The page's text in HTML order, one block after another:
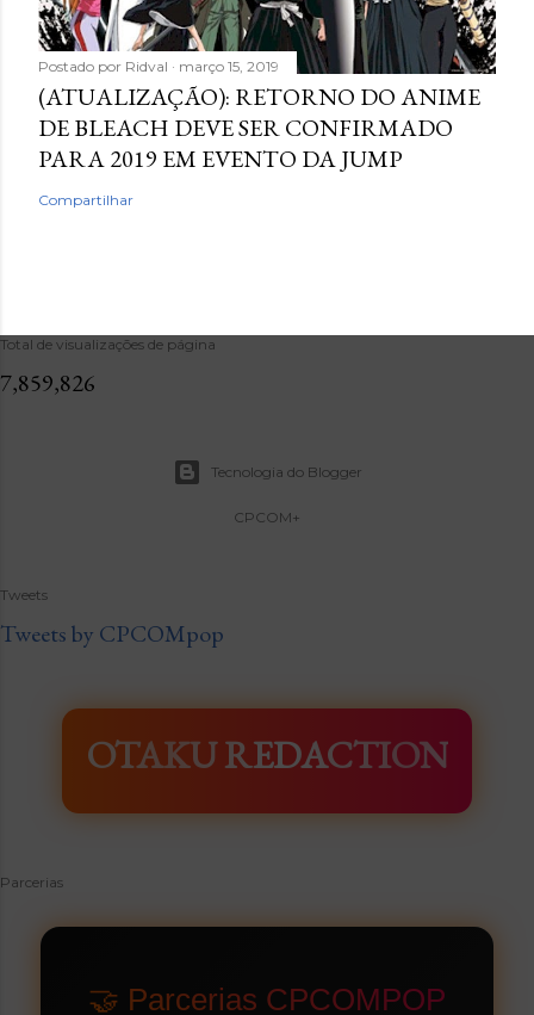
Postado por Ridval março 15, 2019
(ATUALIZAÇÃO): RETORNO DO ANIME
DE BLEACH DEVE SER CONFIRMADO
PARA 2019 EM EVENTO DA JUMP
Compartilhar
Total de visualizações de página
7,859,826
Tecnologia do Blogger
CPCOM+
Tweets
Tweets by CPCOMpop
OTAKU REDACTION
Parcerias
🤝 Parcerias CPCOMPOP